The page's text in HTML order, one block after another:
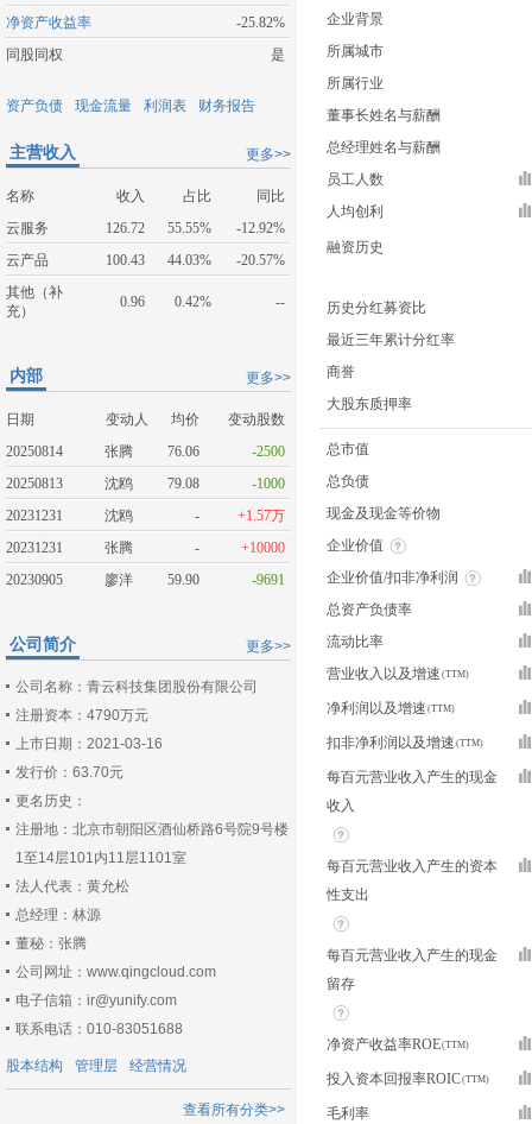
净资产收益率
-25.82%
同股同权
是
资产负债 现金流量 利润表 财务报告
更多>>
主营收入
名称 收入 占比
同比
云服务
126.72 55.55%
-12.92%
云产品
100.43 44.03%
-20.57%
其他（补
充）
0.96 0.42% --
更多>>
内部
日期 变动人 均价
变动股数
20250814
张腾 76.06
-2500
20250813
沈鸥 79.08
-1000
20231231
沈鸥 -
+1.57万
20231231
张腾 -
+10000
20230905
廖洋 59.90 -9691
更多>>
公司简介
公司名称：青云科技集团股份有限公司
注册资本：4790万元
上市日期：2021-03-16
发行价：63.70元
更名历史：
注册地：北京市朝阳区酒仙桥路6号院9号楼
1至14层101内11层1101室
法人代表：黄允松
总经理：林源
董秘：张腾
公司网址：www.qingcloud.com
电子信箱：ir@yunify.com
联系电话：010-83051688
股本结构 管理层 经营情况
查看所有分类>>
企业背景
所属城市
所属行业
董事长姓名与薪酬
总经理姓名与薪酬
员工人数
人均创利
融资历史
历史分红募资比
最近三年累计分红率
商誉
大股东质押率
总市值
总负债
现金及现金等价物
企业价值
企业价值/扣非净利润
总资产负债率
流动比率
营业收入以及增速
净利润以及增速
扣非净利润以及增速
每百元营业收入产生的现金
收入
每百元营业收入产生的资本
性支出
每百元营业收入产生的现金
留存
净资产收益率ROE
投入资本回报率ROIC
毛利率